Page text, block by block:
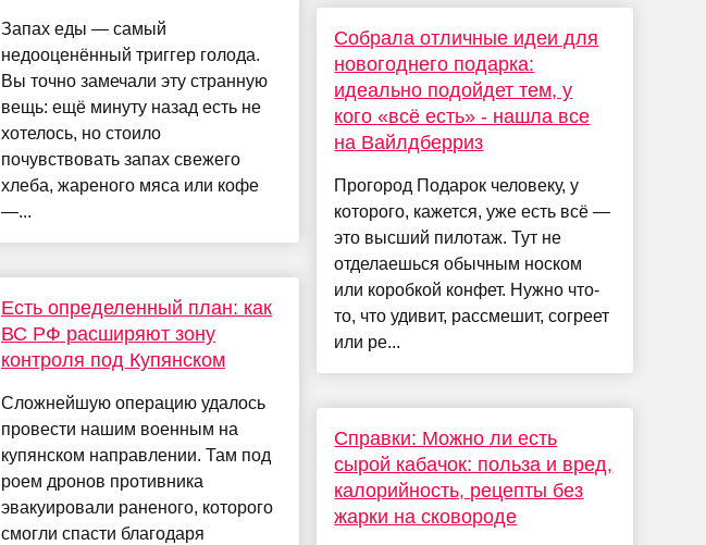
Запах еды — самый
недооценённый триггер голода.
Вы точно замечали эту странную
вещь: ещё минуту назад есть не
хотелось, но стоило
почувствовать запах свежего
хлеба, жареного мяса или кофе
—...
Есть определенный план: как
ВС РФ расширяют зону
контроля под Купянском
Сложнейшую операцию удалось
провести нашим военным на
купянском направлении. Там под
роем дронов противника
эвакуировали раненого, которого
смогли спасти благодаря
Собрала отличные идеи для
новогоднего подарка:
идеально подойдет тем, у
кого «всё есть» - нашла все
на Вайлдберриз
Прогород Подарок человеку, у
которого, кажется, уже есть всё —
это высший пилотаж. Тут не
отделаешься обычным носком
или коробкой конфет. Нужно что-
то, что удивит, рассмешит, согреет
или ре...
Справки: Можно ли есть
сырой кабачок: польза и вред,
калорийность, рецепты без
жарки на сковороде